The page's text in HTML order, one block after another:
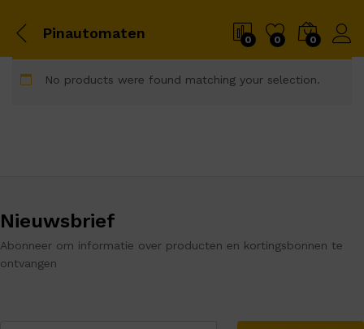
Pinautomaten 0 0 0
No products were found matching your selection.
Nieuwsbrief
Abonneer om informatie over producten en kortingsbonnen te
ontvangen